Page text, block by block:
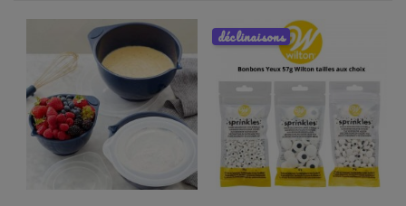
déclinaisons